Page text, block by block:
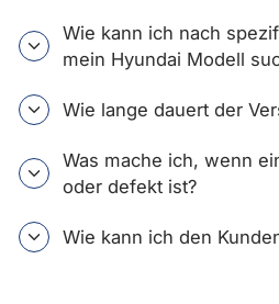
Wie kann ich nach
mein Hyundai Modell
Wie lange dauert der
Was mache ich, wenn
oder defekt ist?
Wie kann ich den